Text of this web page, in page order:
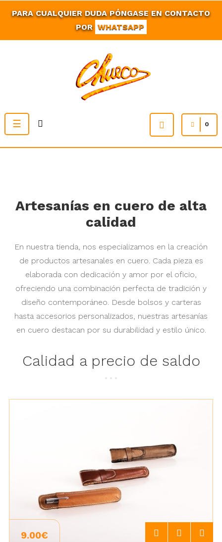
PARA CUALQUIER DUDA PÓNGASE EN CONTACTO
POR WHATSAPP
Navegación
de
☰ 0
Artesanías en cuero de alta
calidad
En nuestra tienda, nos especializamos en la creación
de productos artesanales en cuero. Cada pieza es
elaborada con dedicación y amor por el oficio,
ofreciendo una combinación perfecta de tradición y
diseño contemporáneo. Desde bolsos y carteras
hasta accesorios personalizados, nuestras artesanías
en cuero destacan por su durabilidad y estilo único.
Calidad a precio de saldo
9.00€